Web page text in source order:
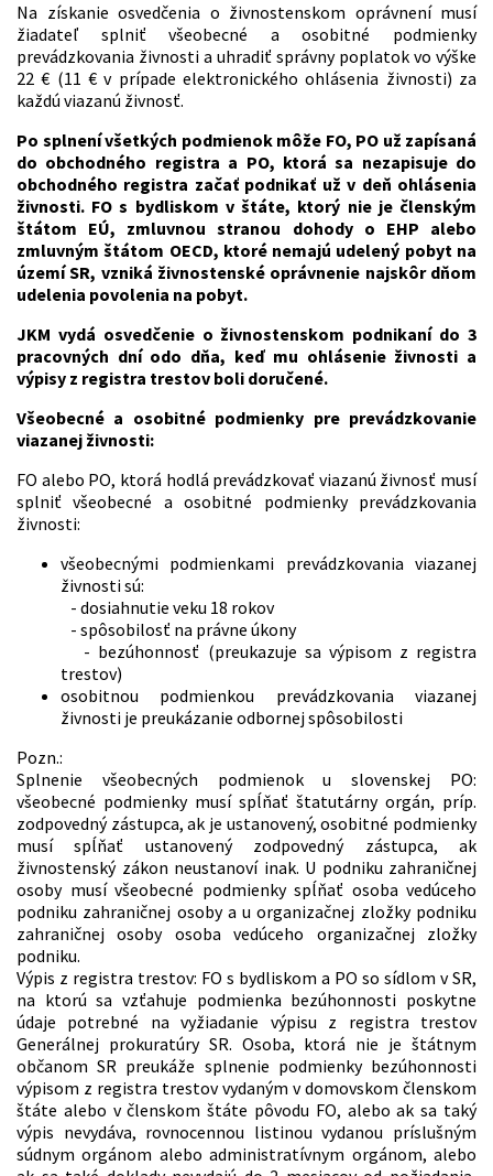
Na získanie osvedčenia o živnostenskom oprávnení musí
žiadateľ splniť všeobecné a osobitné podmienky
prevádzkovania živnosti a uhradiť správny poplatok vo výške
22 € (11 € v prípade elektronického ohlásenia živnosti) za
každú viazanú živnosť.
Po splnení všetkých podmienok môže FO, PO už zapísaná
do obchodného registra a PO, ktorá sa nezapisuje do
obchodného registra začať podnikať už v deň ohlásenia
živnosti. FO s bydliskom v štáte, ktorý nie je členským
štátom EÚ, zmluvnou stranou dohody o EHP alebo
zmluvným štátom OECD, ktoré nemajú udelený pobyt na
území SR, vzniká živnostenské oprávnenie najskôr dňom
udelenia povolenia na pobyt.
JKM vydá osvedčenie o živnostenskom podnikaní do 3
pracovných dní odo dňa, keď mu ohlásenie živnosti a
výpisy z registra trestov boli doručené.
Všeobecné a osobitné podmienky pre prevádzkovanie
viazanej živnosti:
FO alebo PO, ktorá hodlá prevádzkovať viazanú živnosť musí
splniť všeobecné a osobitné podmienky prevádzkovania
živnosti:
všeobecnými podmienkami prevádzkovania viazanej
živnosti sú:
- dosiahnutie veku 18 rokov
- spôsobilosť na právne úkony
- bezúhonnosť (preukazuje sa výpisom z registra
trestov)
osobitnou podmienkou prevádzkovania viazanej
živnosti je preukázanie odbornej spôsobilosti
Pozn.:
Splnenie všeobecných podmienok u slovenskej PO:
všeobecné podmienky musí spĺňať štatutárny orgán, príp.
zodpovedný zástupca, ak je ustanovený, osobitné podmienky
musí spĺňať ustanovený zodpovedný zástupca, ak
živnostenský zákon neustanoví inak. U podniku zahraničnej
osoby musí všeobecné podmienky spĺňať osoba vedúceho
podniku zahraničnej osoby a u organizačnej zložky podniku
zahraničnej osoby osoba vedúceho organizačnej zložky
podniku.
Výpis z registra trestov: FO s bydliskom a PO so sídlom v SR,
na ktorú sa vzťahuje podmienka bezúhonnosti poskytne
údaje potrebné na vyžiadanie výpisu z registra trestov
Generálnej prokuratúry SR. Osoba, ktorá nie je štátnym
občanom SR preukáže splnenie podmienky bezúhonnosti
výpisom z registra trestov vydaným v domovskom členskom
štáte alebo v členskom štáte pôvodu FO, alebo ak sa taký
výpis nevydáva, rovnocennou listinou vydanou príslušným
súdnym orgánom alebo administratívnym orgánom, alebo